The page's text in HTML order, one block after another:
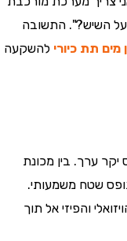
התשובה
כיורי להשקעה
בין מכונת
משמעותי.
אל תוך